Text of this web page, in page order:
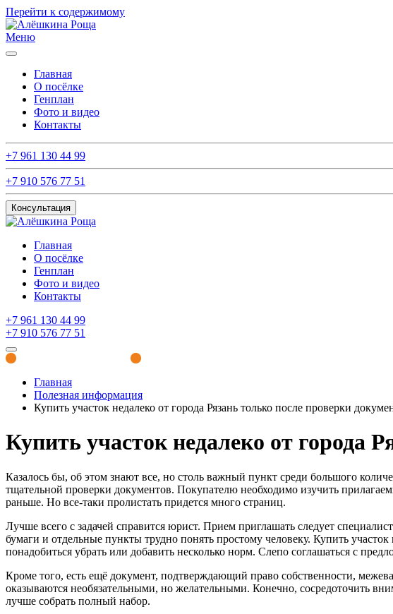
Перейти к содержимому
Меню
Главная
О посёлке
Генплан
Фото и видео
Контакты
+7 961 130 44 99
+7 910 576 77 51
Консультация
Главная
О посёлке
Генплан
Фото и видео
Контакты
+7 961 130 44 99
+7 910 576 77 51
Главная
Полезная информация
Купить участок недалеко от города Рязань только после проверки
Купить участок недалеко от города
Казалось бы, об этом знают все, но столь важный пункт среди большого
тщательной проверки документов. Покупателю необходимо изучить
раньше. Но все-таки пролистать придется много страниц.
Лучше всего с задачей справится юрист. Прием приглашать следует
бумаги и отдельные пункты трудно понять простому человеку. Купить
понадобиться убрать или добавить несколько норм. Слепо соглашаться с
Кроме того, есть ещё документ, подтверждающий право собственности,
оказываются необязательными, но желательными. Конечно, сосредоточить
лучше собрать полный набор.